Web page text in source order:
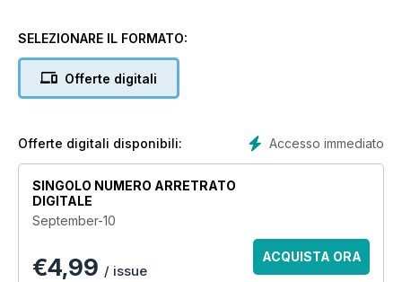
SELEZIONARE IL FORMATO:
Offerte digitali
Accesso immediato
Offerte digitali disponibili:
SINGOLO NUMERO ARRETRATO
DIGITALE
September-10
€4,99 / issue
ACQUISTA ORA